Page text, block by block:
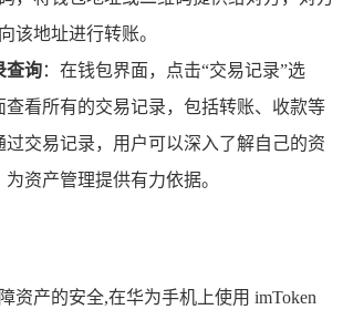
该地址进行转账。
查询：在钱包界面，点击“交易记录”选
查看所有的交易记录，包括转账、收款等
过交易记录，用户可以深入了解自己的资
资产管理提供有力依据。
资产的安全,在华为手机上使用 imToken